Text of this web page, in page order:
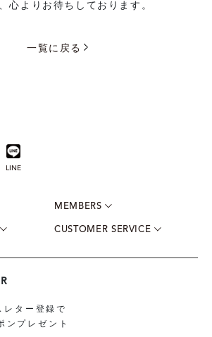
心よりお待ちしております。
一覧に戻る
LINE
MEMBERS
CUSTOMER SERVICE
レター登録で
プレゼント